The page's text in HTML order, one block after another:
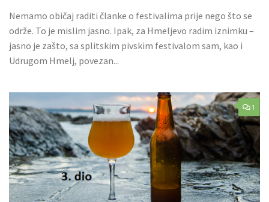
Nemamo običaj raditi članke o festivalima prije nego što se
održe. To je mislim jasno. Ipak, za Hmeljevo radim iznimku –
jasno je zašto, sa splitskim pivskim festivalom sam, kao i
Udrugom Hmelj, povezan...
1